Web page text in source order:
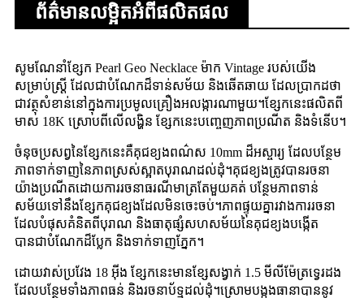
ព័ត៌មានលម្អិតអំពីផលិតផល
សូមណែនាំខ្សែក Pearl Geo Necklace ម៉ាក Vintage របស់យើង
សម្រាប់ស្ត្រី ដែលជាបំណែកដ៏ទាន់សម័យ និងឆើតឆាយ ដែលប្រាកដថា
ជាវត្ថុសំខាន់នៅក្នុងការប្រមូលគ្រឿងអលង្ការណាមួយ។ខ្សែកនេះផលិតពី
មាស 18K ស្រោបពីលើលង្ហិន ខ្សែកនេះបញ្ចេញភាពប្រណីត និងទំនើប។
ចំនុចប្រសព្វនៃខ្សែកនេះគឺគុជខ្យងពណ៌ស 10mm ដ៏អស្ចារ្យ ដែលបន្ថែម
ភាពទាក់ទាញនៃភាពស្រស់ស្អាតបុរាណដល់ដុំ។គុជខ្យងត្រូវបានរចនា
យ៉ាងប្រណីតដោយការរចនាធរណីមាត្រតែមួយគត់ បន្ថែមភាពទាន់
សម័យទៅនឹងខ្សែកគុជខ្យងដែលមិនចេះចប់។ភាពផ្ទុយគ្នារវាងការរចនា
ដែលបំផុសគំនិតពីបុរាណ និងធាតុផ្សំសហសម័យនៃគុជខ្យងបង្កើត
បានជាបំណែកដ៏ប្លែក និងទាក់ទាញភ្នែក។
ដោយវាស់ប្រវែង 18 អ៊ីង ខ្សែកនេះមានខ្សែសង្វាក់ 1.5 មីលីម៉ែត្រទ្វេរដង
ដែលបន្ថែមទាំងភាពធន់ និងរចនាប័ទ្មដល់ដុំ។ស្រោមបង្កងធានាបាននូវ